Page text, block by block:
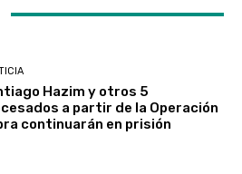
Hazim y otros 5
a partir de la Operación
continuarán en prisión